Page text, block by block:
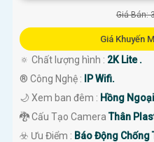
Giá Bán:
Giá Khuyến
🔅 Chất lượng hình : 2K Lite .
®️ Công Nghệ : IP Wifi.
🌙 Xem ban đêm : Hồng
🐉️ Cấu Tạo CameraThân
️☣️ Ưu Điểm : Báo Động Chống